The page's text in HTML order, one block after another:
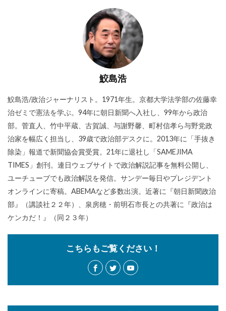
鮫島浩
鮫島浩/政治ジャーナリスト。1971年生。京都大学法学部の佐藤幸
治ゼミで憲法を学ぶ。94年に朝日新聞へ入社し、99年から政治
部。菅直人、竹中平蔵、古賀誠、与謝野馨、町村信孝ら与野党政
治家を幅広く担当し、39歳で政治部デスクに。2013年に「手抜き
除染」報道で新聞協会賞受賞。21年に退社し「SAMEJIMA
TIMES」創刊。連日ウェブサイトで政治解説記事を無料公開し、
ユーチューブでも政治解説を発信。サンデー毎日やプレジデント
オンラインに寄稿。ABEMAなど多数出演。近著に『朝日新聞政治
部』（講談社２２年）、泉房穂・前明石市長との共著に『政治は
ケンカだ！』（同２３年）
こちらもご覧ください！